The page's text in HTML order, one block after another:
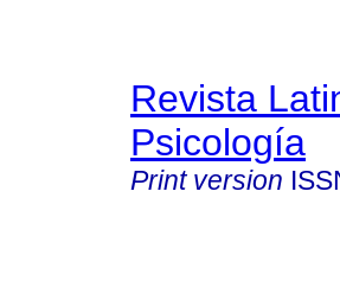
Revista
Psicología
Print version